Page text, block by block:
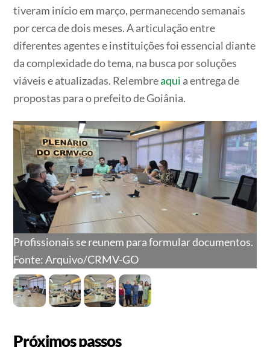
tiveram início em março, permanecendo semanais
por cerca de dois meses. A articulação entre
diferentes agentes e instituições foi essencial diante
da complexidade do tema, na busca por soluções
viáveis e atualizadas. Relembreaqui a entrega de
propostas para o prefeito de Goiânia.
Profissionais se reunem para formular documentos.
Fonte: Arquivo/CRMV-GO
Próximos passos